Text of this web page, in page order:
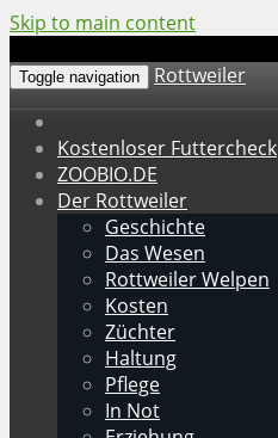
Skip to main content
Toggle navigation Rottweiler
Kostenloser Futtercheck
ZOOBIO.DE
Der Rottweiler
Geschichte
Das Wesen
Rottweiler Welpen
Kosten
Züchter
Haltung
Pflege
In Not